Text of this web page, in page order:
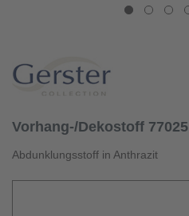
Vorhang-/Dekostoff 77025
Abdunklungsstoff in Anthrazit